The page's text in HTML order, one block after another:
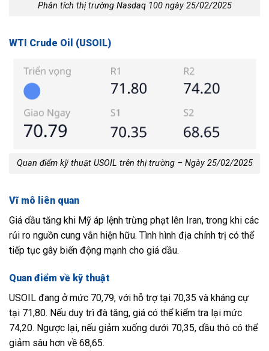
Phân tích thị trường Nasdaq 100 ngày 25/02/2025
WTI Crude Oil (USOIL)
Quan điểm kỹ thuật USOIL trên thị trường – Ngày 25/02/2025
Vĩ mô liên quan
Giá dầu tăng khi Mỹ áp lệnh trừng phạt lên Iran, trong khi các
rủi ro nguồn cung vẫn hiện hữu. Tình hình địa chính trị có thể
tiếp tục gây biến động mạnh cho giá dầu.
Quan điểm về kỹ thuật
USOIL đang ở mức 70,79, với hỗ trợ tại 70,35 và kháng cự
tại 71,80. Nếu duy trì đà tăng, giá có thể kiểm tra lại mức
74,20. Ngược lại, nếu giảm xuống dưới 70,35, dầu thô có thể
giảm sâu hơn về 68,65.